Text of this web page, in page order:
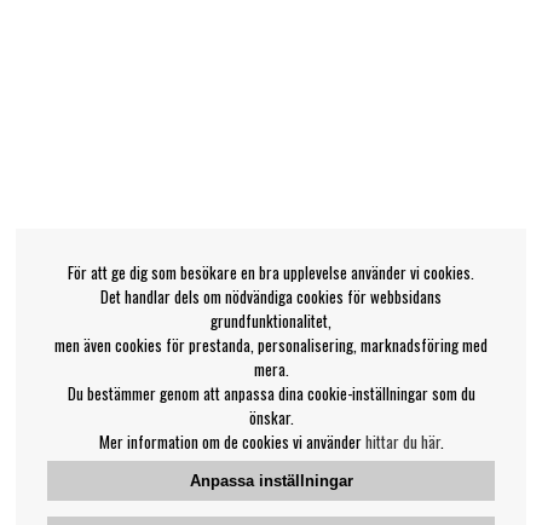
För att ge dig som besökare en bra upplevelse använder vi cookies.
Det handlar dels om nödvändiga cookies för webbsidans
grundfunktionalitet,
men även cookies för prestanda, personalisering, marknadsföring med
mera.
Du bestämmer genom att anpassa dina cookie-inställningar som du
önskar.
Mer information om de cookies vi använderhittar du här.
Anpassa inställningar